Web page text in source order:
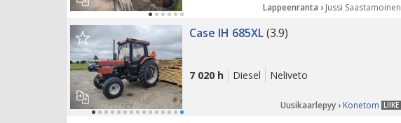
Lappeenranta › Jussi Saastamoinen
Case IH 685XL(3.9)
7 020 h Diesel Neliveto
LIIKE
Uusikaarlepyy › Konetom